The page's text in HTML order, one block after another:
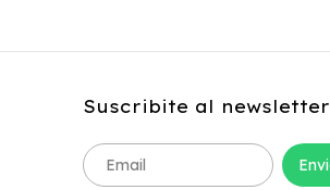
Suscribite al newsletter